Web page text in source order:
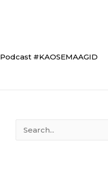
Podcast #KAOSEMAAGID
e